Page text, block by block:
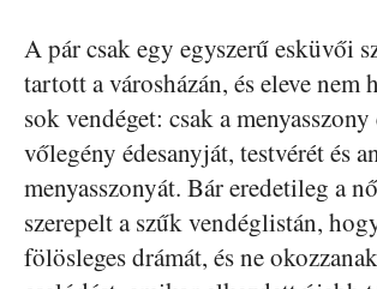
A pár csak egy egyszerű esküvői
tartott a városházán, és eleve nem
sok vendéget: csak a menyasszony
vőlegény édesanyját, testvérét és
menyasszonyát. Bár eredetileg a
szerepelt a szűk vendéglistán,
fölösleges drámát, és ne